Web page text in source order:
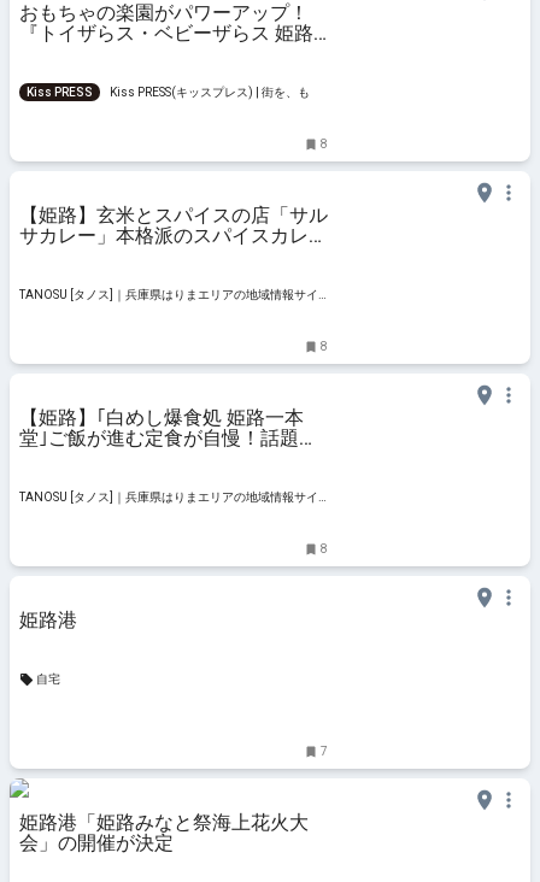
おもちゃの楽園がパワーアップ！
『トイザらス・ベビーザらス 姫路
Kiss PRESS
Kiss PRESS(キッスプレス) | 街を、もっ
8
【姫路】玄米とスパイスの店「サル
サカレー」本格派のスパイスカレー
TANOSU [タノス]｜兵庫県はりまエリアの地域情報サイ
8
【姫路】｢白めし爆食処 姫路一本
堂｣ご飯が進む定食が自慢！話題の
TANOSU [タノス]｜兵庫県はりまエリアの地域情報サイ
8
姫路港
自宅
7
姫路港「姫路みなと祭海上花火大
会」の開催が決定